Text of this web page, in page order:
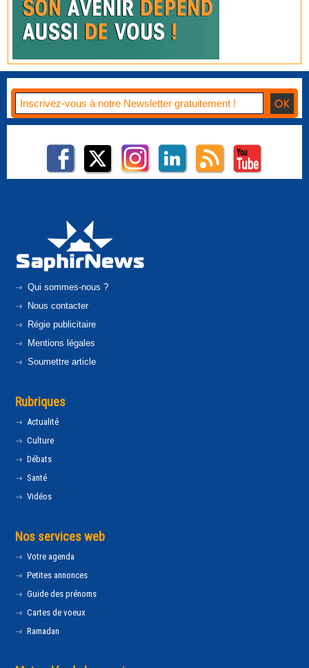
Qui sommes-nous ?
Nous contacter
Régie publicitaire
Mentions légales
Soumettre article
Rubriques
Actualité
Culture
Débats
Santé
Vidéos
Nos services web
Votre agenda
Petites annonces
Guide des prénoms
Cartes de voeux
Ramadan